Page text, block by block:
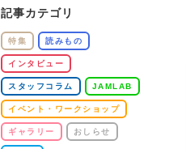
記事カテゴリ
特集 読みもの
インタビュー
スタッフコラム JAMLAB
イベント・ワークショップ
ギャラリー おしらせ